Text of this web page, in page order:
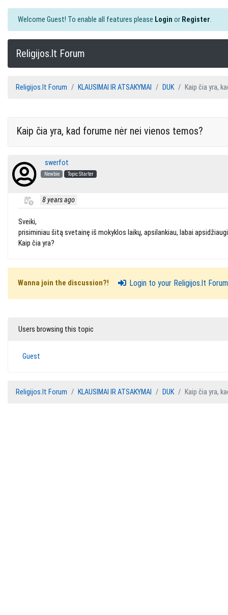
Welcome Guest! To enable all features please Login or Register.
Religijos.lt Forum
Religijos.lt Forum KLAUSIMAI IR ATSAKYMAI DUK Kaip čia yra,
Kaip čia yra, kad forume nėr nei vienos temos?
swerfot
Newbie Topic Starter
8 years ago
Sveiki,
prisiminiau šitą svetainę iš mokyklos laikų, apsilankiau, labai
Kaip čia yra?
Wanna join the discussion?! Login to your Religijos.lt
Users browsing this topic
Guest
Religijos.lt Forum KLAUSIMAI IR ATSAKYMAI DUK Kaip čia yra,